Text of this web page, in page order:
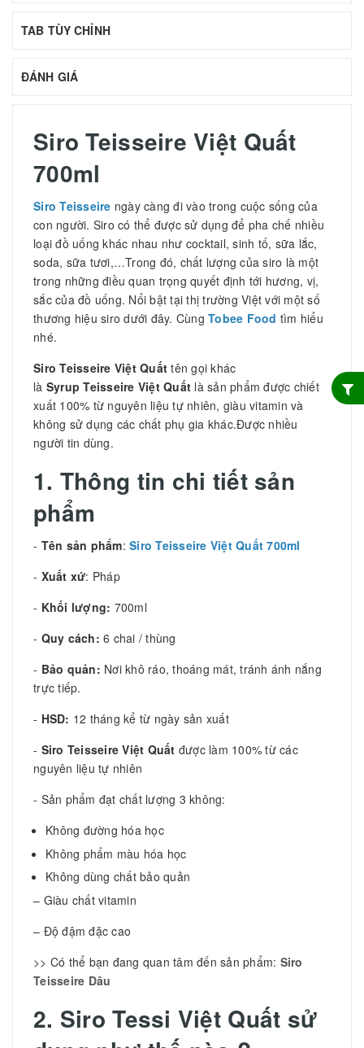
TAB TÙY CHỈNH
ĐÁNH GIÁ
Siro Teisseire Việt Quất
700ml
Siro Teisseire ngày càng đi vào trong cuộc sống của
con người. Siro có thể được sử dụng để pha chế nhiều
loại đồ uống khác nhau như cocktail, sinh tố, sữa lắc,
soda, sữa tươi,…Trong đó, chất lượng của siro là một
trong những điều quan trọng quyết định tới hương, vị,
sắc của đồ uống. Nổi bật tại thị trường Việt với một số
thương hiệu siro dưới đây. Cùng Tobee Food tìm hiểu
nhé.
Siro Teisseire Việt Quấttên gọi khác
là Syrup Teisseire Việt Quất là sản phẩm được chiết
xuất 100% từ nguyên liệu tự nhiên, giàu vitamin và
không sử dụng các chất phụ gia khác.Được nhiều
người tin dùng.
1. Thông tin chi tiết sản
phẩm
- Tên sản phẩm: Siro Teisseire Việt Quất 700ml
- Xuất xứ: Pháp
- Khối lượng: 700ml
- Quy cách: 6 chai / thùng
- Bảo quản: Nơi khô ráo, thoáng mát, tránh ánh nắng
trực tiếp.
- HSD: 12 tháng kể từ ngày sản xuất
- Siro Teisseire Việt Quất được làm 100% từ các
nguyên liệu tự nhiên
- Sản phẩm đạt chất lượng 3 không:
Không đường hóa học
Không phẩm màu hóa học
Không dùng chất bảo quản
– Giàu chất vitamin
– Độ đậm đặc cao
>> Có thể bạn đang quan tâm đến sản phẩm: Siro
Teisseire Dâu
2. Siro Tessi Việt Quất sử